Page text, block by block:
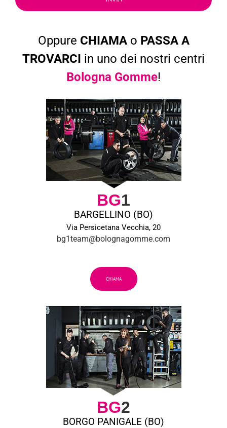
Oppure CHIAMAo PASSA A
TROVARCI in uno dei nostri centri
Bologna Gomme!
BG1
BARGELLINO (BO)
Via Persicetana Vecchia, 20
bg1team@bolognagomme.com
CHIAMA
BG2
BORGO PANIGALE (BO)